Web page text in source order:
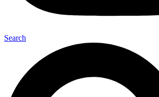
Search